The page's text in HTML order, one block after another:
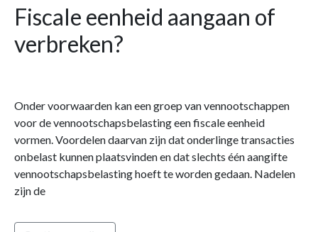
Fiscale eenheid aangaan of
verbreken?
Onder voorwaarden kan een groep van vennootschappen
voor de vennootschapsbelasting een fiscale eenheid
vormen. Voordelen daarvan zijn dat onderlinge transacties
onbelast kunnen plaatsvinden en dat slechts één aangifte
vennootschapsbelasting hoeft te worden gedaan. Nadelen
zijn de